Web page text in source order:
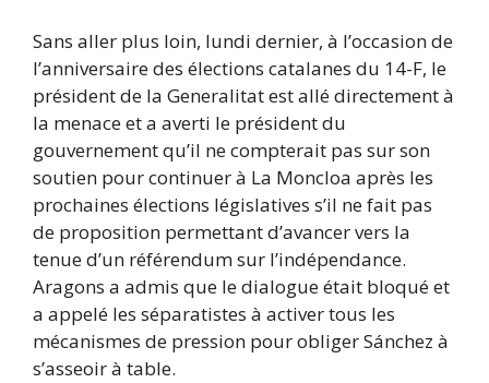
Sans aller plus loin, lundi dernier, à l’occasion de
l’anniversaire des élections catalanes du 14-F, le
président de la Generalitat est allé directement à
la menace et a averti le président du
gouvernement qu’il ne compterait pas sur son
soutien pour continuer à La Moncloa après les
prochaines élections législatives s’il ne fait pas
de proposition permettant d’avancer vers la
tenue d’un référendum sur l’indépendance.
Aragons a admis que le dialogue était bloqué et
a appelé les séparatistes à activer tous les
mécanismes de pression pour obliger Sánchez à
s’asseoir à table.